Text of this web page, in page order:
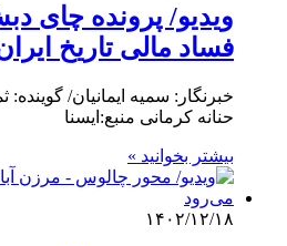
ویدیو/ پرونده چای
فساد مالی تاریخ
خبرنگار: سمیه ایمانیان/
حنانه کرمانی منبع:ایسنا
بیشتر بخوانید »
۱۴۰۲/۱۲/۱۸